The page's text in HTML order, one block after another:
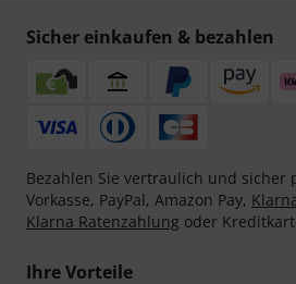
Sicher einkaufen & bezahlen
Bezahlen Sie vertraulich und sicher
Vorkasse, PayPal, Amazon Pay,
Klarna Ratenzahlung oder
Ihre Vorteile